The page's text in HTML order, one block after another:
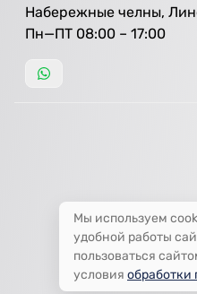
Набережные челны,
Пн—ПТ 08:00 – 17:00
Мы используем
удобной работы
пользоваться
условия обработки